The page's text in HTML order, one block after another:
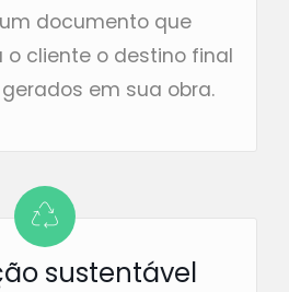
documento que
o cliente o destino final
em sua obra.
sustentável